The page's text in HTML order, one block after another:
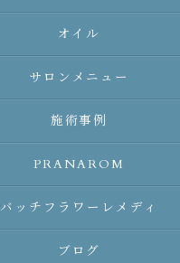
オイル
サロンメニュー
施術事例
PRANAROM
バッチフラワーレメディ
ブログ